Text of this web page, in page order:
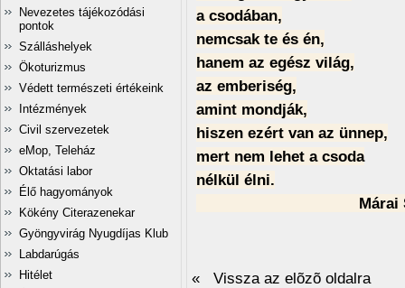
Nevezetes tájékozódási
pontok
Szálláshelyek
Ökoturizmus
Védett természeti értékeink
Intézmények
Civil szervezetek
eMop, Teleház
Oktatási labor
Élő hagyományok
Kökény Citerazenekar
Gyöngyvirág Nyugdíjas Klub
Labdarúgás
Hitélet
a csodában,
nemcsak te és én,
hanem az egész világ,
az emberiség,
amint mondják,
hiszen ezért van az ünnep,
mert nem lehet a csoda
nélkül élni.
Márai
« Vissza az elõzõ oldalra